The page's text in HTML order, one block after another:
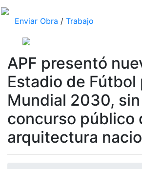
Enviar Obra / Trabajo
APF presentó
Estadio de Fútbol
Mundial 2030,
concurso público
arquitectura